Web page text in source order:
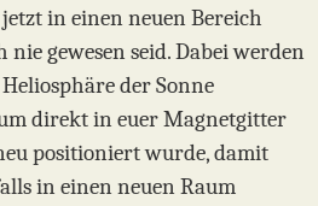
in einen neuen Bereich
gewesen seid. Dabei werden
der Sonne
direkt in euer Magnetgitter
positioniert wurde, damit
in einen neuen Raum